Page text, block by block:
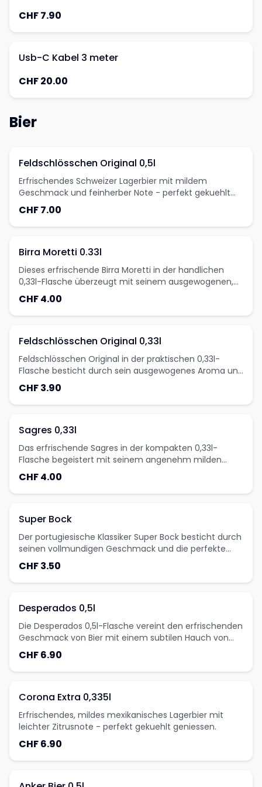
CHF 7.90
Usb-C Kabel 3 meter
CHF 20.00
Bier
Feldschlösschen Original 0,5l
Erfrischendes Schweizer Lagerbier mit mildem
Geschmack und feinherber Note - perfekt gekuehlt
geniessen.
CHF 7.00
Birra Moretti 0.33l
Dieses erfrischende Birra Moretti in der handlichen
0,33l-Flasche überzeugt mit seinem ausgewogenen,
leicht hopfigen Geschmack und der
charakteristischen italienischen Brautradition seit 1859.
CHF 4.00
Feldschlösschen Original 0,33l
Feldschlösschen Original in der praktischen 0,33l-
Flasche besticht durch sein ausgewogenes Aroma und
den harmonischen Geschmack der traditionellen
Schweizer Braukunst.
CHF 3.90
Sagres 0,33l
Das erfrischende Sagres in der kompakten 0,33l-
Flasche begeistert mit seinem angenehm milden
Geschmack und verkörpert die authentische
portugiesische Bierkultur in jedem Schluck.
CHF 4.00
Super Bock
Der portugiesische Klassiker Super Bock besticht durch
seinen vollmundigen Geschmack und die perfekte
Balance zwischen Süsse und Bitterkeit, die ihn zu
einem der beliebtesten Biere Portugals macht.Retry
CHF 3.50
Desperados 0,5l
Die Desperados 0,5l-Flasche vereint den erfrischenden
Geschmack von Bier mit einem subtilen Hauch von
Tequila-Aroma, der diesem innovativen Getränk
seinen unverwechselbaren, leicht süsslichen Charakter
verleiht.
CHF 6.90
Corona Extra 0,335l
Erfrischendes, mildes mexikanisches Lagerbier mit
leichter Zitrusnote - perfekt gekuehlt geniessen.
CHF 6.90